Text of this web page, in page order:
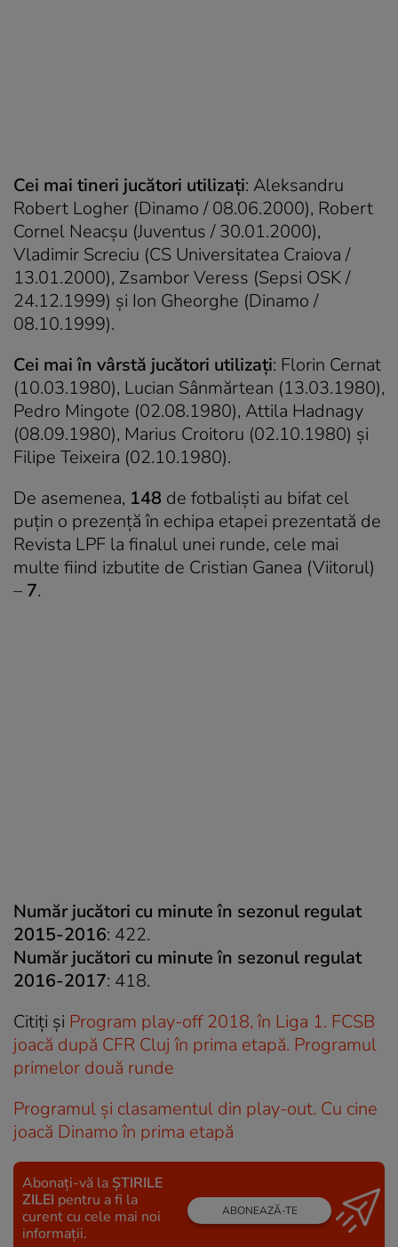
Cei mai tineri jucători utilizaţi: Aleksandru
Robert Logher (Dinamo / 08.06.2000), Robert
Cornel Neacşu (Juventus / 30.01.2000),
Vladimir Screciu (CS Universitatea Craiova /
13.01.2000), Zsambor Veress (Sepsi OSK /
24.12.1999) și Ion Gheorghe (Dinamo /
08.10.1999).
Cei mai în vârstă jucători utilizaţi: Florin Cernat
(10.03.1980), Lucian Sânmărtean (13.03.1980),
Pedro Mingote (02.08.1980), Attila Hadnagy
(08.09.1980), Marius Croitoru (02.10.1980) și
Filipe Teixeira (02.10.1980).
De asemenea, 148 de fotbalişti au bifat cel
puţin o prezenţă în echipa etapei prezentată de
Revista LPF la finalul unei runde, cele mai
multe fiind izbutite de Cristian Ganea (Viitorul)
– 7.
Număr jucători cu minute în sezonul regulat
2015-2016: 422.
Număr jucători cu minute în sezonul regulat
2016-2017: 418.
Citiți și Program play-off 2018, în Liga 1. FCSB
joacă după CFR Cluj în prima etapă. Programul
primelor două runde
Programul și clasamentul din play-out. Cu cine
joacă Dinamo în prima etapă
Abonați-vă la ȘTIRILE
ZILEI pentru a fi la
curent cu cele mai noi
informații.
ABONEAZĂ-TE